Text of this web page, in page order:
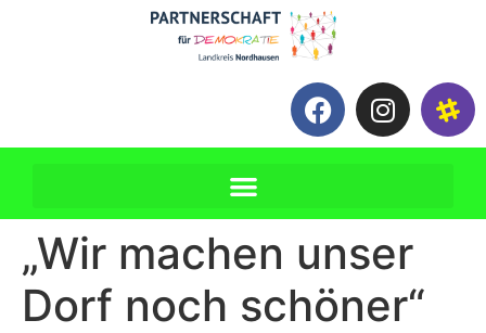
„Wir machen unser
Dorf noch schöner“